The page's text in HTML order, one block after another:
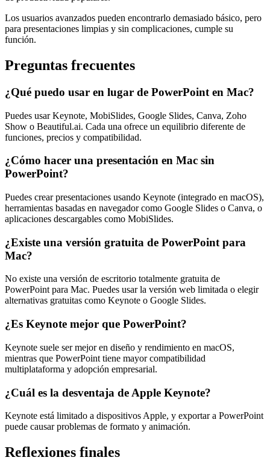
Los usuarios avanzados pueden encontrarlo demasiado básico, pero
para presentaciones limpias y sin complicaciones, cumple su
función.
Preguntas frecuentes
¿Qué puedo usar en lugar de PowerPoint en Mac?
Puedes usar Keynote, MobiSlides, Google Slides, Canva, Zoho
Show o Beautiful.ai. Cada una ofrece un equilibrio diferente de
funciones, precios y compatibilidad.
¿Cómo hacer una presentación en Mac sin
PowerPoint?
Puedes crear presentaciones usando Keynote (integrado en macOS),
herramientas basadas en navegador como Google Slides o Canva, o
aplicaciones descargables como MobiSlides.
¿Existe una versión gratuita de PowerPoint para
Mac?
No existe una versión de escritorio totalmente gratuita de
PowerPoint para Mac. Puedes usar la versión web limitada o elegir
alternativas gratuitas como Keynote o Google Slides.
¿Es Keynote mejor que PowerPoint?
Keynote suele ser mejor en diseño y rendimiento en macOS,
mientras que PowerPoint tiene mayor compatibilidad
multiplataforma y adopción empresarial.
¿Cuál es la desventaja de Apple Keynote?
Keynote está limitado a dispositivos Apple, y exportar a PowerPoint
puede causar problemas de formato y animación.
Reflexiones finales